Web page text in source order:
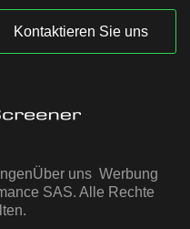
Kontaktieren Sie uns
Über uns Werbung
SAS. Alle Rechte